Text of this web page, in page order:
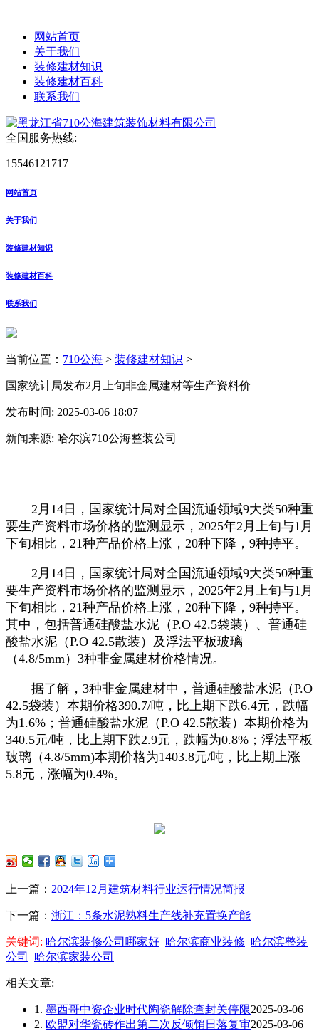
网站首页
关于我们
装修建材知识
装修建材百科
联系我们
全国服务热线:
15546121717
网站首页
关于我们
装修建材知识
装修建材百科
联系我们
当前位置： 710公海 > 装修建材知识 >
国家统计局发布2月上旬非金属建材等生产资料价
发布时间: 2025-03-06 18:07
新闻来源: 哈尔滨710公海整装公司
2月14日，国家统计局对全国流通领域9大类50种重
要生产资料市场价格的监测显示，2025年2月上旬与1月
下旬相比，21种产品价格上涨，20种下降，9种持平。
2月14日，国家统计局对全国流通领域9大类50种重
要生产资料市场价格的监测显示，2025年2月上旬与1月
下旬相比，21种产品价格上涨，20种下降，9种持平。
其中，包括普通硅酸盐水泥（P.O 42.5袋装）、普通硅
酸盐水泥（P.O 42.5散装）及浮法平板玻璃
（4.8/5mm）3种非金属建材价格情况。
据了解，3种非金属建材中，普通硅酸盐水泥（P.O
42.5袋装）本期价格390.7/吨，比上期下跌6.4元，跌幅
为1.6%；普通硅酸盐水泥（P.O 42.5散装）本期价格为
340.5元/吨，比上期下跌2.9元，跌幅为0.8%；浮法平板
玻璃（4.8/5mm)本期价格为1403.8元/吨，比上期上涨
5.8元，涨幅为0.4%。
上一篇： 2024年12月建筑材料行业运行情况简报
下一篇： 浙江：5条水泥熟料生产线补充置换产能
关键词: 哈尔滨装修公司哪家好 哈尔滨商业装修 哈尔滨整装
公司
哈尔滨家装公司
相关文章:
1. 墨西哥中资企业时代陶瓷解除查封关停限2025-03-06
2. 欧盟对华瓷砖作出第二次反倾销日落复审2025-03-06